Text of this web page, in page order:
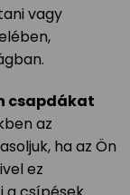
vagy
csapdákat
az
ha az Ön
ez